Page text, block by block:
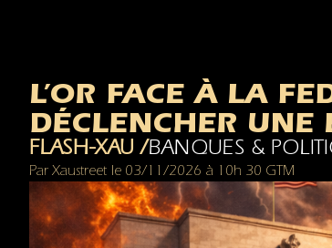
L’OR FACE À LA
DÉCLENCHER UNE
FLASH-XAU /BANQUES &
Par Xaustreet le 03/11/2026 à 10h 30 GTM